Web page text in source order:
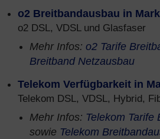
o2 Breitbandausbau in
o2 DSL, VDSL und Glasfaser
Mehr Infos: o2 Tarife
Breitband Netzausbau
Telekom Verfügbarkeit in
Telekom DSL, VDSL, Hybrid,
Mehr Infos: Telekom Tarife
sowie Telekom